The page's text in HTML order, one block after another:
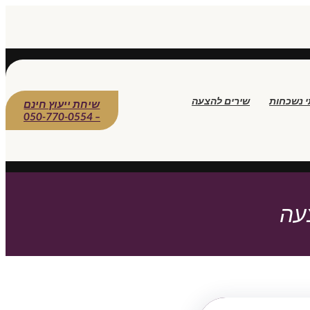
נשכחות שירים להצעה
שיחת ייעוץ חינם
– 050-770-0554